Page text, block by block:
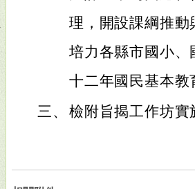
理，開設課綱推
培力各縣市國小
十二年國民基本
三、 檢附旨揭工作坊實